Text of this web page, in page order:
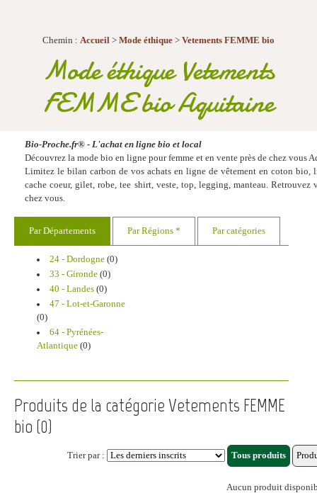
Chemin : Accueil > Mode éthique > Vetements FEMME bio
Mode éthique Vetements
FEMME bio Aquitaine
Bio-Proche.fr® - L'achat en ligne bio et local
Découvrez la mode bio en ligne pour femme et en vente près de chez vous
Limitez le bilan carbon de vos achats en ligne de vêtement en coton bio,
cache coeur, gilet, robe, tee shirt, veste, top, legging, manteau. Retrouvez
chez vous.
Par Départements Par Régions * Par catégories
24 - Dordogne(0)
33 - Gironde(0)
40 - Landes(0)
47 - Lot-et-Garonne
(0)
64 - Pyrénées-
Atlantique (0)
Produits de la catégorie Vetements FEMME
bio (0)
Trier par :
Aucun produit